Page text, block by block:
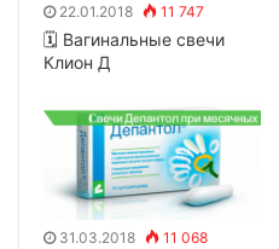
22.01.2018 11 747
🗓 Вагинальные свечи
Клион Д
31.03.2018 11 068